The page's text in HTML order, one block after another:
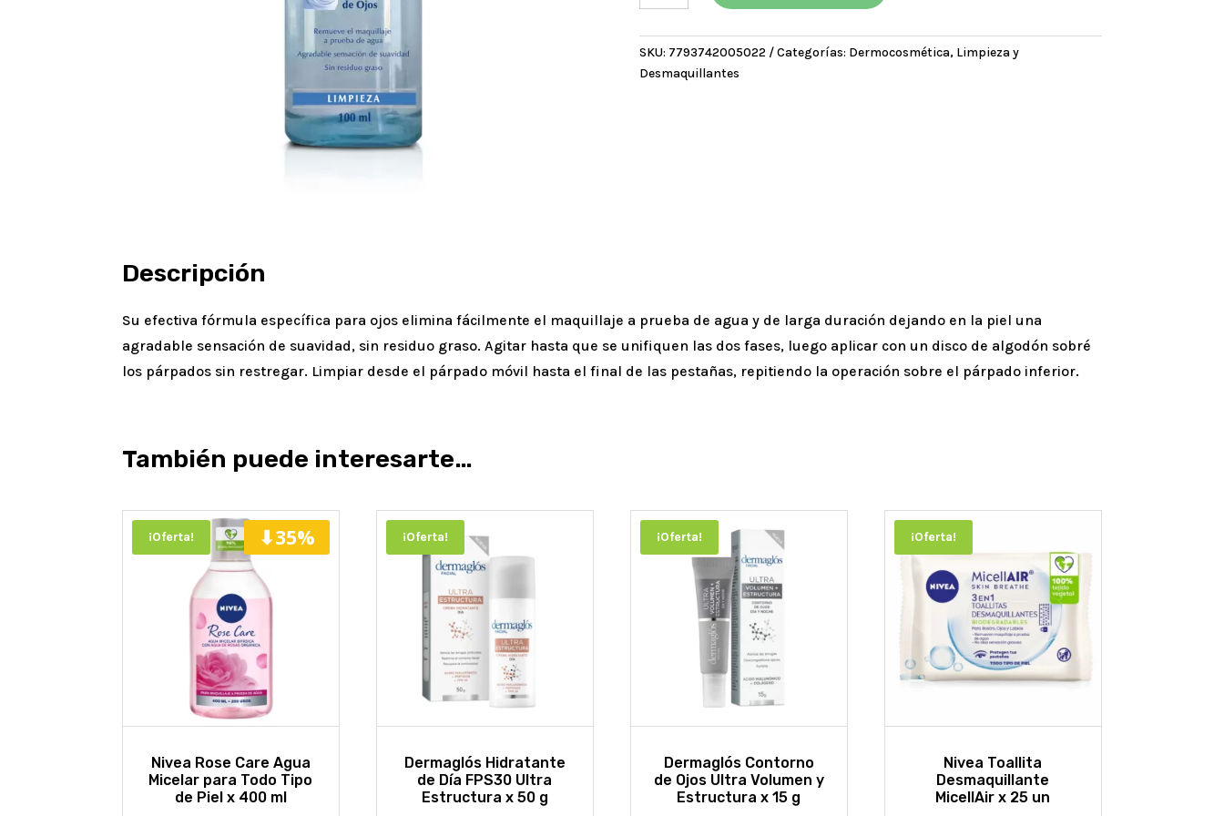
de
ojos
y
SKU: 7793742005022 Categorías: Dermocosmética, Limpieza y
Desmaquillantes
Descripción
Su efectiva fórmula específica para ojos elimina fácilmente el maquillaje a prueba de agua y de larga duración dejando en la piel una
agradable sensación de suavidad, sin residuo graso. Agitar hasta que se unifiquen las dos fases, luego aplicar con un disco de algodón sobré
los párpados sin restregar. Limpiar desde el párpado móvil hasta el final de las pestañas, repitiendo la operación sobre el párpado inferior.
También puede interesarte…
¡Oferta! ⬇35%
Nivea Rose Care Agua
Micelar para Todo Tipo
de Piel x 400 ml
¡Oferta!
Dermaglós Hidratante
de Día FPS30 Ultra
Estructura x 50 g
¡Oferta!
Dermaglós Contorno
de Ojos Ultra Volumen y
Estructura x 15 g
¡Oferta!
Nivea Toallita
Desmaquillante
MicellAir x 25 un